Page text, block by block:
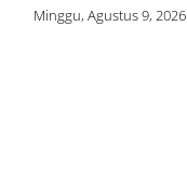
Minggu, Agustus 9, 2026